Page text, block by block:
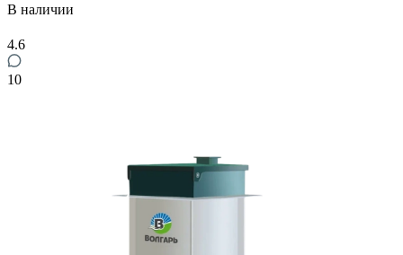
В наличии
4.6
10